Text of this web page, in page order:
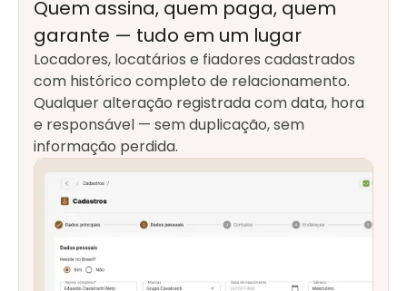
Quem assina, quem paga, quem
garante — tudo em um lugar
Locadores, locatários e fiadores cadastrados
com histórico completo de relacionamento.
Qualquer alteração registrada com data, hora
e responsável — sem duplicação, sem
informação perdida.